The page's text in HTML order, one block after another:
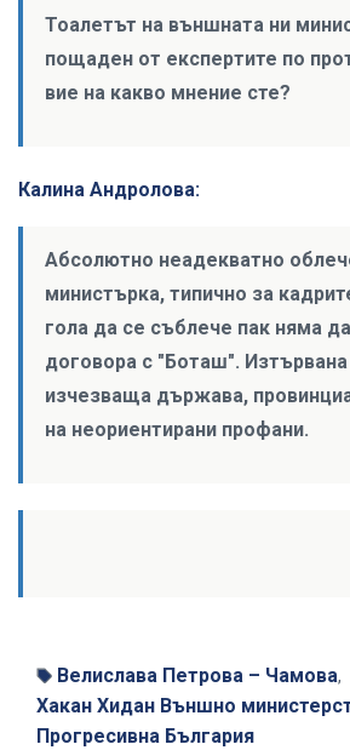
Тоалетът на външната ни
пощаден от експертите по
вие на какво мнение сте?
Калина Андролова:
Абсолютно неадекватно
министърка, типично за
гола да се съблече пак няма
договора с "Боташ".
изчезваща държава,
на неориентирани профани.
Велислава Петрова – Чамова,
Хакан Хидан Външно
Прогресивна България